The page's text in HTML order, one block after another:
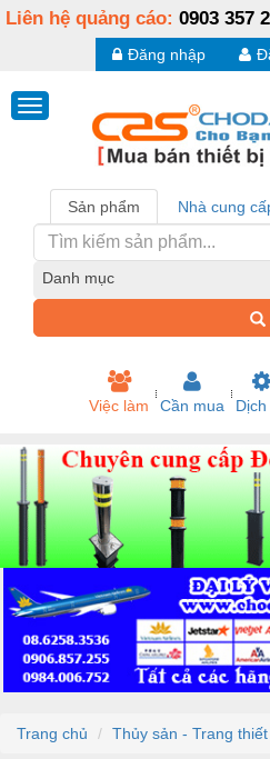
Liên hệ quảng cáo: 0903 357
Đăng nhập
Sản phẩm Nhà cung
Danh mục
Việc làm Cần mua Dịch
Trang chủ Thủy sản - Trang